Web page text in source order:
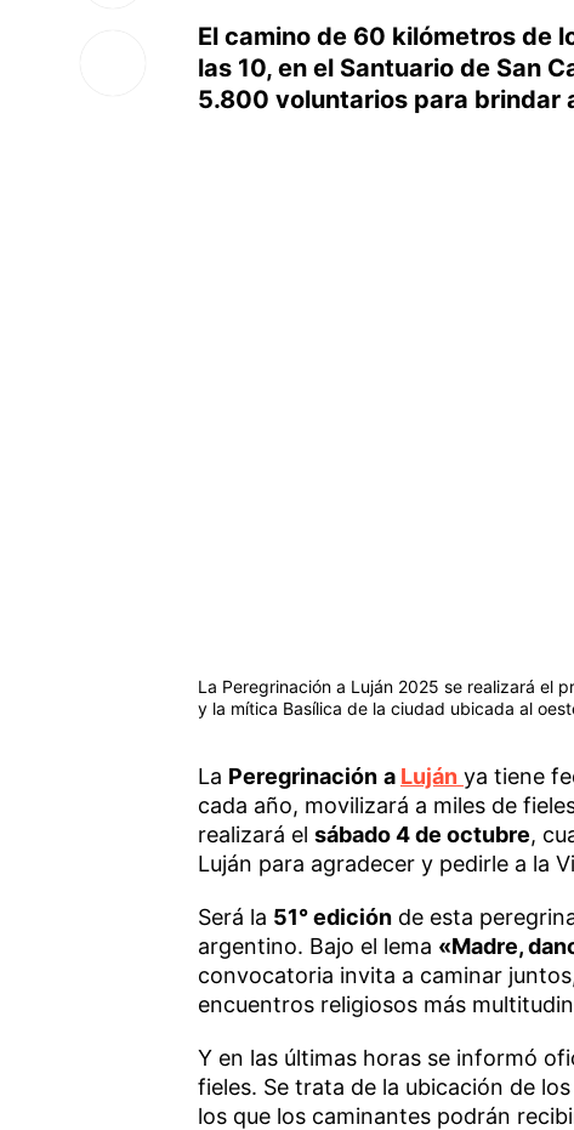
El camino de 60 kilómetros de
las 10, en el Santuario de San
5.800 voluntarios para brindar
La Peregrinación a Luján 2025 se realizará el
y la mítica Basílica de la ciudad ubicada al
La Peregrinación a Luján ya tiene
cada año, movilizará a miles de
realizará el sábado 4 de octubre,
Luján para agradecer y pedirle a la
Será la 51° ediciónde esta
argentino. Bajo el lema «Madre,
convocatoria invita a caminar
encuentros religiosos más
Y en las últimas horas se informó
fieles. Se trata de la ubicación de
los que los caminantes podrán